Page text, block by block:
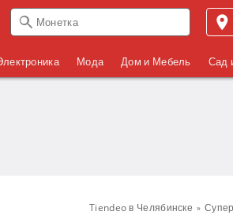
Мода Дом и Мебель Сад
Tiendeo в Челябинске